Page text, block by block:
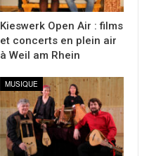
Kieswerk Open Air : films
et concerts en plein air
à Weil am Rhein
MUSIQUE